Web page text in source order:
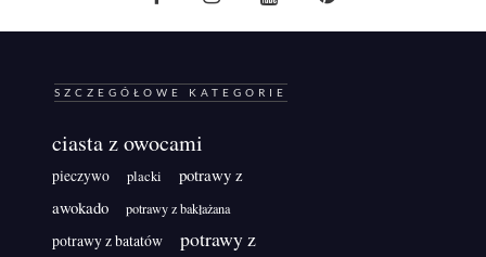
SZCZEGÓŁOWE KATEGORIE
ciasta z owocami
pieczywo placki
potrawy z
awokado
potrawy z bakłażana
potrawy z batatów
potrawy z